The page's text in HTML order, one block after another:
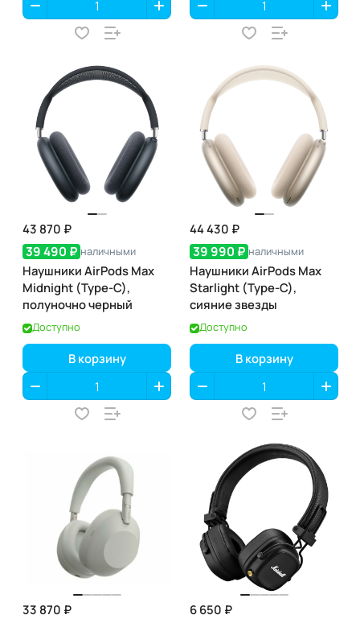
43 870 ₽
39 490 ₽ наличными
Наушники AirPods Max
Midnight (Type-C),
полуночно черный
Доступно
В корзину
44 430 ₽
39 990 ₽ наличными
Наушники AirPods Max
Starlight (Type-C),
сияние звезды
Доступно
В корзину
33 870 ₽ 6 650 ₽